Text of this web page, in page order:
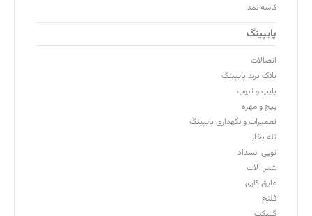
کاسه نمد
پایپینگ
اتصالات
بانک برند پایپینگ
پایپ و تیوب
پیچ و مهره
تعمیرات و نگهداری پایپینگ
تله بخار
توپی انسداد
شیر آلات
عایق کاری
فلنج